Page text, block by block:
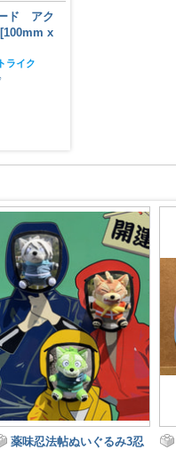
ド アク
x
ライク
ドラゴンカーセックスス